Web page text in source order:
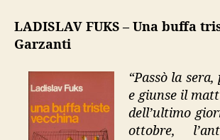
LADISLAV FUKS – Una buffa
Garzanti
“Passò la
e giunse il
dell’ultimo
ottobre,